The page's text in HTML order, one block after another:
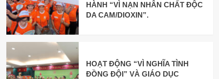
HÀNH “VÌ NẠN NHÂN CHẤT ĐỘC
DA CAM/DIOXIN”.
HOẠT ĐỘNG “VÌ NGHĨA TÌNH
ĐỒNG ĐỘI” VÀ GIÁO DỤC